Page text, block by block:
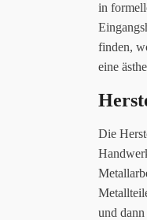
in
finden,
eine
Die
und